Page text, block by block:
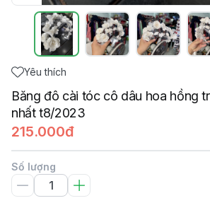
Yêu thích
Băng đô cài tóc cô dâu hoa hồng
nhất t8/2023
215.000đ
Số lượng